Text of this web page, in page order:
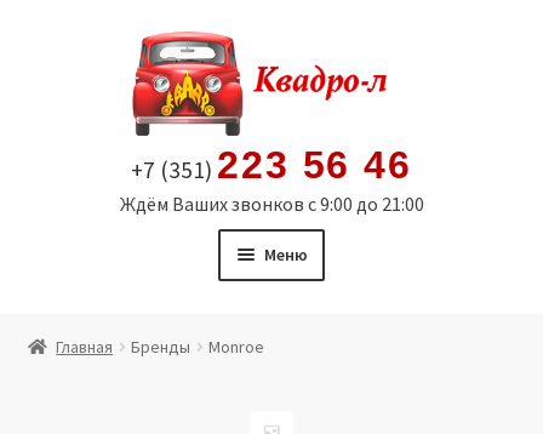
содержимому
+7 (351) 223 56 46
Ждём Ваших звонков с 9:00 до 21:00
Меню
Главная Бренды Monroe